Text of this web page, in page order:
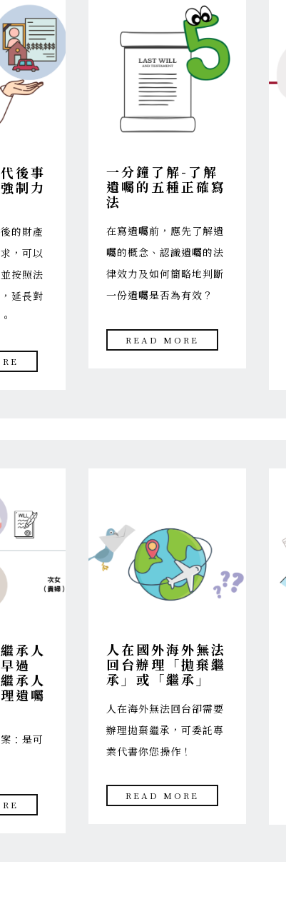
後事
制力
的財產
，可以
按照法
延長對
一分鐘了解-了解
遺囑的五種正確寫
法
在寫遺囑前，應先了解遺
囑的概念、認識遺囑的法
律效力及如何簡略地判斷
一份遺囑是否為有效？
READ MORE
承人
過
承人
遺囑
：是可
人在國外海外無法
回台辦理「拋棄繼
承」或「繼承」
人在海外無法回台卻需要
辦理拋棄繼承，可委託專
業代書你您操作！
READ MORE